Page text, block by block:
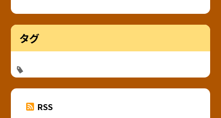
タグ
RSS